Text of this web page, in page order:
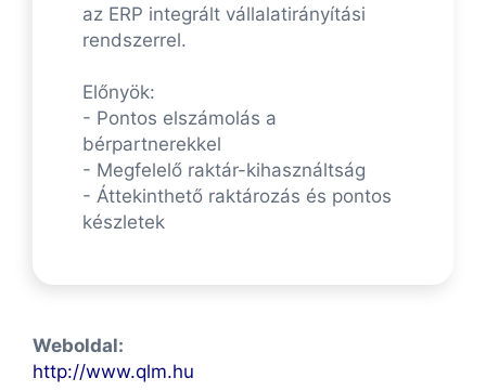
az ERP integrált vállalatirányítási
rendszerrel.
Előnyök:
- Pontos elszámolás a
bérpartnerekkel
- Megfelelő raktár-kihasználtság
- Áttekinthető raktározás és pontos
készletek
Weboldal:
http://www.qlm.hu